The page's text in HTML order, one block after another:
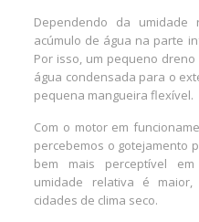
Dependendo da
acúmulo de água na parte
Por isso, um pequeno
água condensada para o
pequena mangueira flexível.
Com o motor em
percebemos o gotejamento
bem mais perceptível
umidade relativa é
cidades de clima seco.